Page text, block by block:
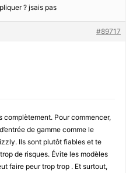
? jsais pas
#89717
complètement. Pour commencer,
de gamme comme le
Ils sont plutôt fiables et te
de risques. Évite les modèles
faire peur trop trop . Et surtout,